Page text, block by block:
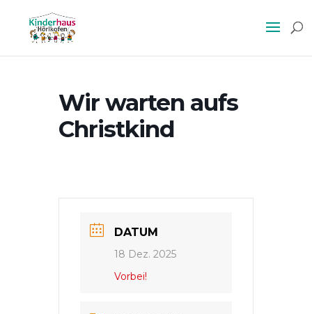
Wir warten aufs
Christkind
DATUM
18 Dez. 2025
Vorbei!